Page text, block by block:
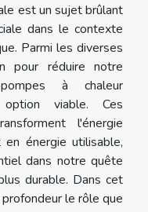
est un sujet brûlant
dans le contexte
Parmi les diverses
pour réduire notre
à chaleur
viable. Ces
l'énergie
énergie utilisable,
dans notre quête
durable. Dans cet
le rôle que